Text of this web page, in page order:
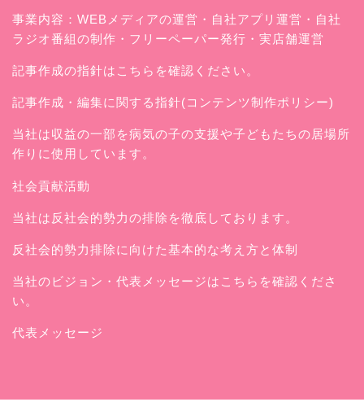
事業内容：WEBメディアの運営・自社アプリ運営・自社
ラジオ番組の制作・フリーペーパー発行・実店舗運営
記事作成の指針はこちらを確認ください。
記事作成・編集に関する指針(コンテンツ制作ポリシー)
当社は収益の一部を病気の子の支援や子どもたちの居場所
作りに使用しています。
社会貢献活動
当社は反社会的勢力の排除を徹底しております。
反社会的勢力排除に向けた基本的な考え方と体制
当社のビジョン・代表メッセージはこちらを確認くださ
い。
代表メッセージ